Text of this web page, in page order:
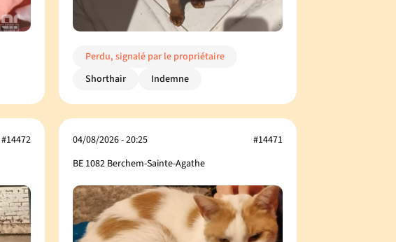
Perdu, signalé par le propriétaire
Shorthair
Indemne
#14472
04/08/2026 - 20:25
BE 1082 Berchem-Sainte-Agathe
#14471